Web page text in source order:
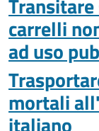
carrelli
ad uso
mortali